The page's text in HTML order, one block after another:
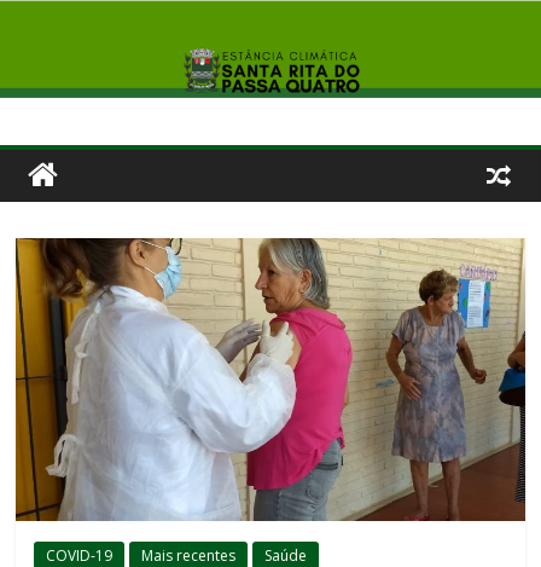
COVID-19 Mais recentes Saúde